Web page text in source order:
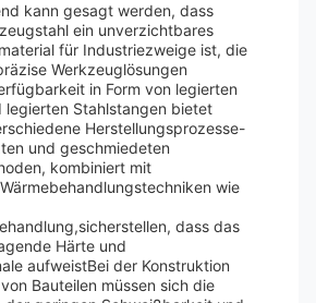
kann gesagt werden, dass
ein unverzichtbares
für Industriezweige ist, die
Werkzeuglösungen
in Form von legierten
legierten Stahlstangen bietet
Herstellungsprozesse-
und geschmiedeten
kombiniert mit
wie
dass das
Härte und
aufweistBei der Konstruktion
Bauteilen müssen sich die